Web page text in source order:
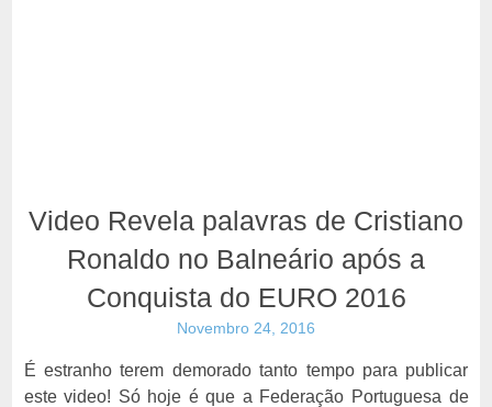
Video Revela palavras de Cristiano
Ronaldo no Balneário após a
Conquista do EURO 2016
Novembro 24, 2016
É estranho terem demorado tanto tempo para publicar
este video! Só hoje é que a Federação Portuguesa de